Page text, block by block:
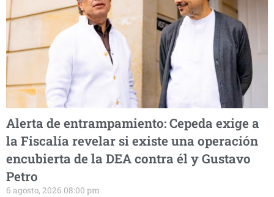
Alerta de entrampamiento: Cepeda exige a
la Fiscalía revelar si existe una operación
encubierta de la DEA contra él y Gustavo
Petro
6 agosto, 2026 08:00 pm